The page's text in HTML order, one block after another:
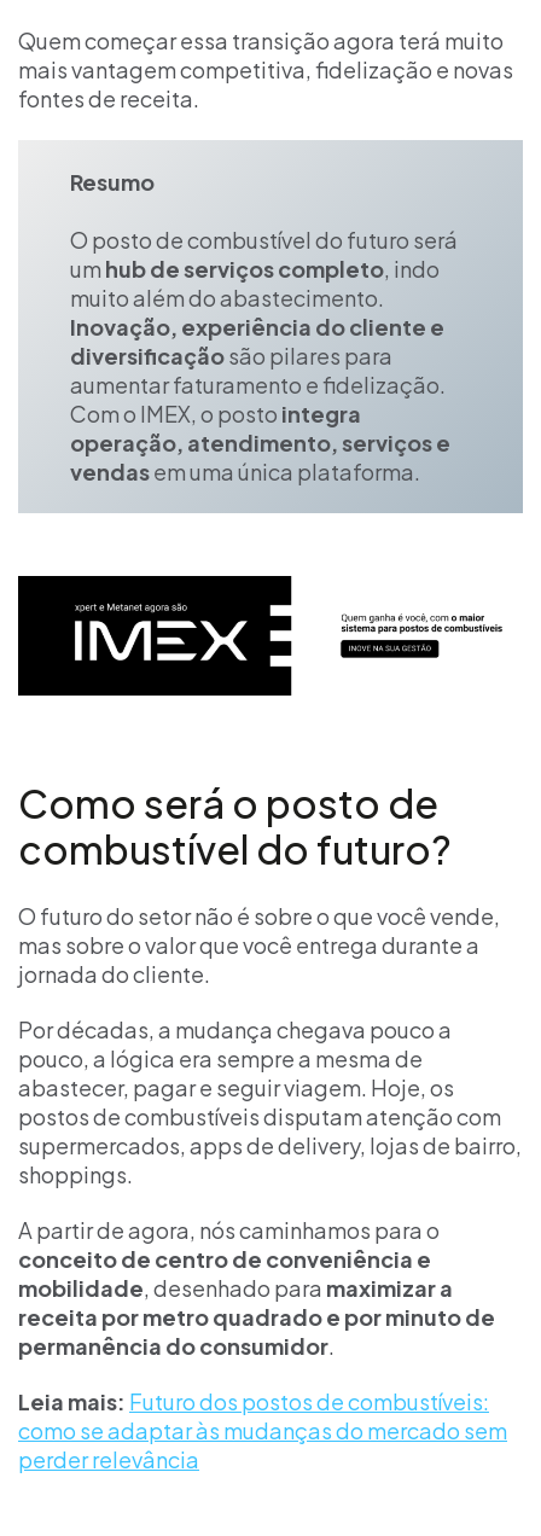
Quem começar essa transição agora terá muito
mais vantagem competitiva, fidelização e novas
fontes de receita.
Resumo
O posto de combustível do futuro será
um hub de serviços completo, indo
muito além do abastecimento.
Inovação, experiência do cliente e
diversificaçãosão pilares para
aumentar faturamento e fidelização.
Com o IMEX, o posto integra
operação, atendimento, serviços e
vendasem uma única plataforma.
Como será o posto de
combustível do futuro?
O futuro do setor não é sobre o que você vende,
mas sobre o valor que você entrega durante a
jornada do cliente.
Por décadas, a mudança chegava pouco a
pouco, a lógica era sempre a mesma de
abastecer, pagar e seguir viagem. Hoje, os
postos de combustíveis disputam atenção com
supermercados, apps de delivery, lojas de bairro,
shoppings.
A partir de agora, nós caminhamos para o
conceito de centro de conveniência e
mobilidade , desenhado para maximizar a
receita por metro quadrado e por minuto de
permanência do consumidor
Leia mais: Futuro dos postos de combustíveis:
como se adaptar às mudanças do mercado sem
perder relevância